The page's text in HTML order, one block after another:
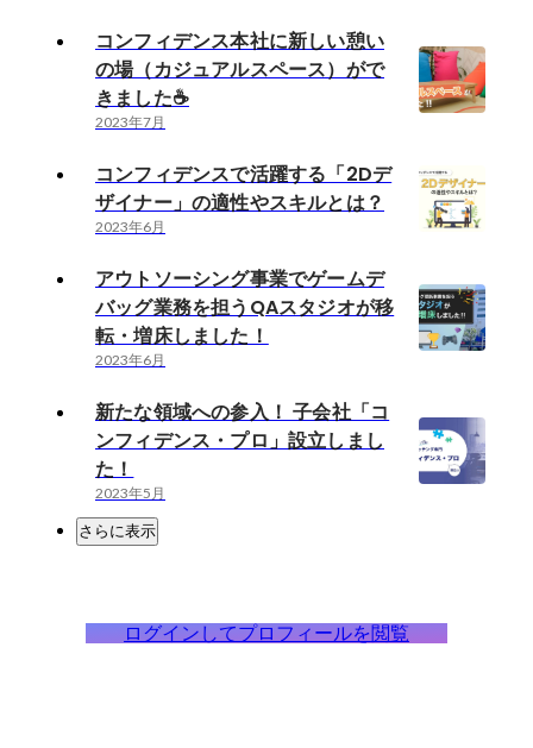
コンフィデンス本社に新しい憩い
の場（カジュアルスペース）がで
きました☕
2023年7月
コンフィデンスで活躍する「2Dデ
ザイナー」の適性やスキルとは？
2023年6月
アウトソーシング事業でゲームデ
バッグ業務を担うQAスタジオが移
転・増床しました！
2023年6月
新たな領域への参入！ 子会社「コ
ンフィデンス・プロ」設立しまし
た！
2023年5月
さらに表示
ログインしてプロフィールを閲覧